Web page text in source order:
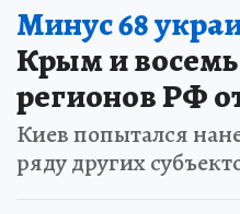
Минус 68
Крым и
регионов РФ
Киев попытался
ряду других